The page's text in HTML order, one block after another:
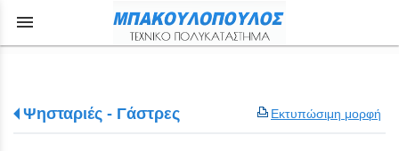
menu
Εκτυπώσιμη μορφή
Ψησταριές - Γάστρες